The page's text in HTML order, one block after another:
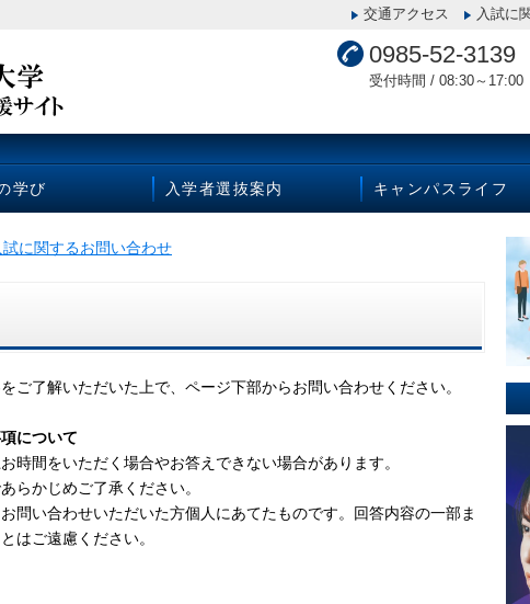
交通アクセス 入試に
0985-52-3139
受付時間 / 08:30～17:00
学び 入学者選抜案内 キャンパスライフ
試に関するお問い合わせ
ご了解いただいた上で、ページ下部からお問い合わせください。
について
時間をいただく場合やお答えできない場合があります。
らかじめご了承ください。
問い合わせいただいた方個人にあてたものです。回答内容の一部ま
はご遠慮ください。